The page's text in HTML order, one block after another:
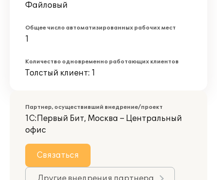
Файловый
Общее число автоматизированных рабочих мест
1
Количество одновременно работающих клиентов
Толстый клиент: 1
Партнер, осуществивший внедрение/проект
1С:Первый Бит, Москва – Центральный
офис
Связаться